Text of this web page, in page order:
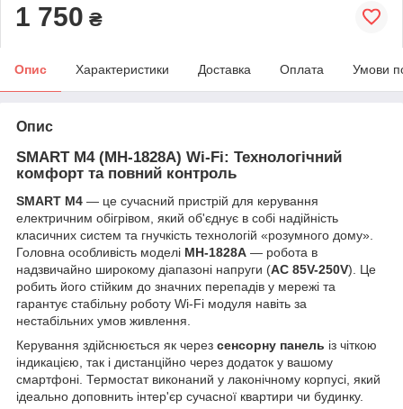
1 750 ₴
Опис Характеристики Доставка Оплата Умови
Опис
SMART M4 (MH-1828A) Wi-Fi: Технологічний
комфорт та повний контроль
SMART M4 — це сучасний пристрій для керування
електричним обігрівом, який об'єднує в собі надійність
класичних систем та гнучкість технологій «розумного дому».
Головна особливість моделі MH-1828A — робота в
надзвичайно широкому діапазоні напруги (AC 85V-250V). Це
робить його стійким до значних перепадів у мережі та
гарантує стабільну роботу Wi-Fi модуля навіть за
нестабільних умов живлення.
Керування здійснюється як через сенсорну панель із чіткою
індикацією, так і дистанційно через додаток у вашому
смартфоні. Термостат виконаний у лаконічному корпусі, який
ідеально доповнить інтер'єр сучасної квартири чи будинку.